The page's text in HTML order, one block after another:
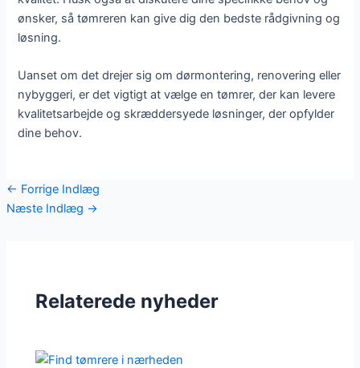
ønsker, så tømreren kan give dig den bedste rådgivning og
løsning.
Uanset om det drejer sig om dørmontering, renovering eller
nybyggeri, er det vigtigt at vælge en tømrer, der kan levere
kvalitetsarbejde og skræddersyede løsninger, der opfylder
dine behov.
← Forrige Indlæg
Næste Indlæg →
Relaterede nyheder